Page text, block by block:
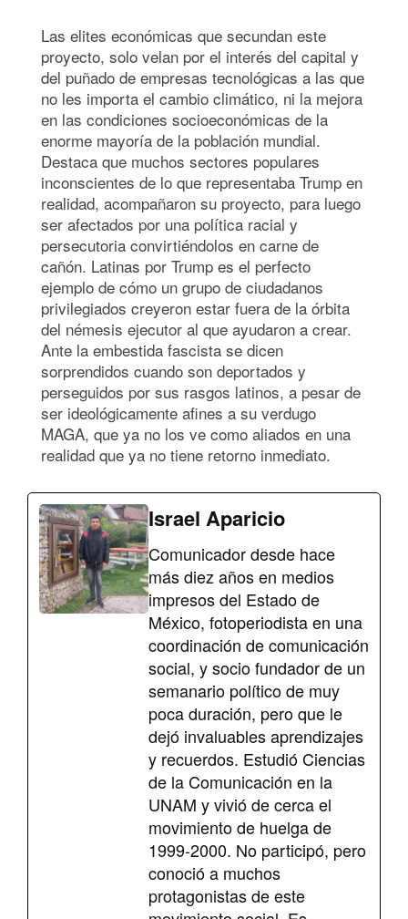
Las elites económicas que secundan este
proyecto, solo velan por el interés del capital y
del puñado de empresas tecnológicas a las que
no les importa el cambio climático, ni la mejora
en las condiciones socioeconómicas de la
enorme mayoría de la población mundial.
Destaca que muchos sectores populares
inconscientes de lo que representaba Trump en
realidad, acompañaron su proyecto, para luego
ser afectados por una política racial y
persecutoria convirtiéndolos en carne de
cañón. Latinas por Trump es el perfecto
ejemplo de cómo un grupo de ciudadanos
privilegiados creyeron estar fuera de la órbita
del némesis ejecutor al que ayudaron a crear.
Ante la embestida fascista se dicen
sorprendidos cuando son deportados y
perseguidos por sus rasgos latinos, a pesar de
ser ideológicamente afines a su verdugo
MAGA, que ya no los ve como aliados en una
realidad que ya no tiene retorno inmediato.
Israel Aparicio
Comunicador desde hace
más diez años en medios
impresos del Estado de
México, fotoperiodista en una
coordinación de comunicación
social, y socio fundador de un
semanario político de muy
poca duración, pero que le
dejó invaluables aprendizajes
y recuerdos. Estudió Ciencias
de la Comunicación en la
UNAM y vivió de cerca el
movimiento de huelga de
1999-2000. No participó, pero
conoció a muchos
protagonistas de este